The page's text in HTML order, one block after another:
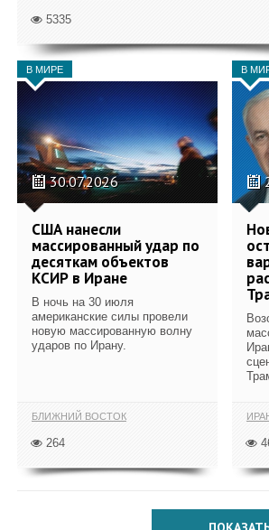
5335
В МИРЕ
30.07.2026
США нанесли
массированный удар по
десяткам объектов
КСИР в Иране
В ночь на 30 июля
американские силы провели
новую массированную волну
ударов по Ирану.
БЛИЖНИЙ ВОСТОК
264
В